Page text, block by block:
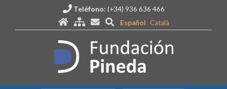
Teléfono: (+34) 936 636 466
Español
Català